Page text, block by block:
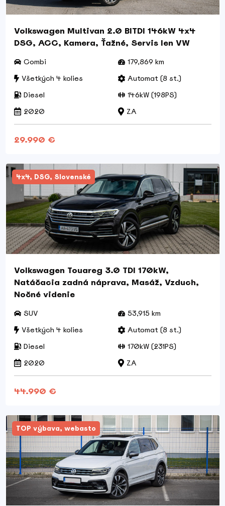
Volkswagen Multivan 2.0 BITDI 146kW 4x4
DSG, ACC, Kamera, Ťažné, Servis len VW
Combi
179,869 km
Všetkých 4 kolies
Automat (8 st.)
Diesel
146kW (198PS)
2020
ZA
29.990 €
4x4, DSG, Slovenské
Volkswagen Touareg 3.0 TDI 170kW,
Natáčacia zadná náprava, Masáž, Vzduch,
Nočné videnie
SUV
53,915 km
Všetkých 4 kolies
Automat (8 st.)
Diesel
170kW (231PS)
2020
ZA
44.990 €
TOP výbava, webasto